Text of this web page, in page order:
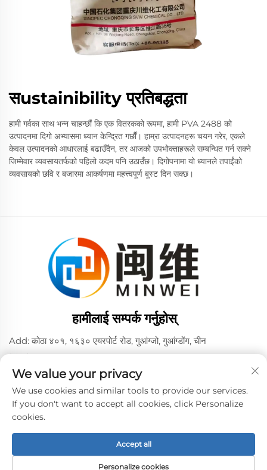
सustainibility प्रतिबद्धता
हामी गर्वका साथ भन्न चाहन्छौं कि एक वितरकको रूपमा, हामी PVA 2488 को
उत्पादनमा दिगो अभ्यासमा ध्यान केन्द्रित गर्छौं। हाम्रा उत्पादनहरू चयन गरेर, एकले
केवल उत्पादनको आधारलाई बढाउँदैन, तर आजको उपभोक्ताहरूले सम्बन्धित गर्न सक्ने
जिम्मेवार व्यवसायतर्फको पहिलो कदम पनि उठाउँछ। दिगोपनामा यो ध्यानले तपाईंको
व्यवसायको छवि र बजारमा आकर्षणमा महत्त्वपूर्ण बूस्ट दिन सक्छ।
हामीलाई सम्पर्क गर्नुहोस्
Add: कोठा ४०१, १६३० एयरपोर्ट रोड, गुआंग्जो, गुआंग्डोंग, चीन
फोन/वीच्याट/व्हाट्सएप:
+86 15180199394 +86 18475997413
ईमेल:[email protected]
कॉपीराइट © 2024 ग्वांगझोऊ मिनवेई पीवीए सेल्स कम्पनी, लिमिटेड द्वारा। -
गोपनीयता नीति
We value your privacy
We use cookies and similar tools to provide our services.
If you don't want to accept all cookies, click Personalize
cookies.
Personalize cookies
Accept all